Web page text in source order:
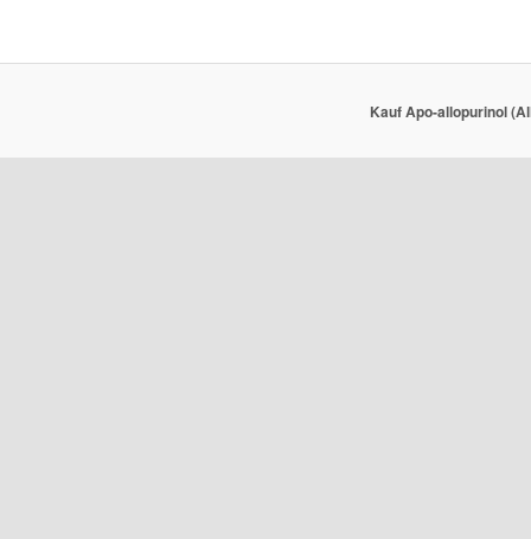
Kauf Apo-allopurinol